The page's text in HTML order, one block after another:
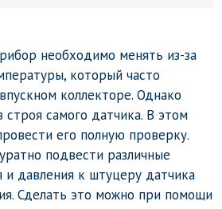
необходимо менять из-за
который часто
коллекторе. Однако
строя самого датчика. В этом
его полную проверку.
подвести различные
и давления к штуцеру датчика
Сделать это можно при помощи